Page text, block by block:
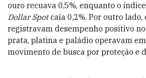
ouro recuava 0,5%, enquanto o índice
Dollar Spotcaía 0,2%. Por outro
registravam desempenho positivo
prata, platina e paládio operavam
movimento de busca por proteção e